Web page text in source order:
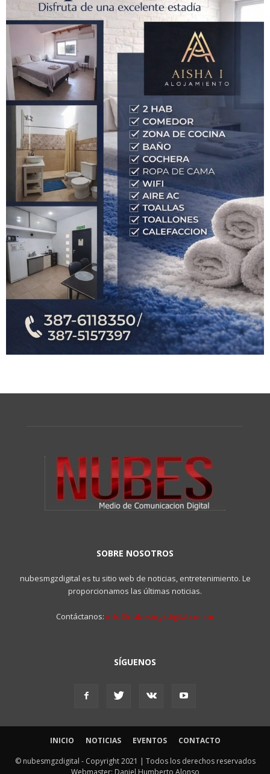
SOBRE NOSOTROS
nubesmgzdigital es tu sitio web de noticias, entretenimiento. Le
proporcionamos las últimas noticias.
Contáctanos: info@nubesmgzdigital.com.ar
SÍGUENOS
INICIO NOTICIAS EVENTOS
CONTACTO
© nubesmgzdigital - Copyright 2021 | Todos los derechos reservados
Webmaster: Daniel Humberto Alonso